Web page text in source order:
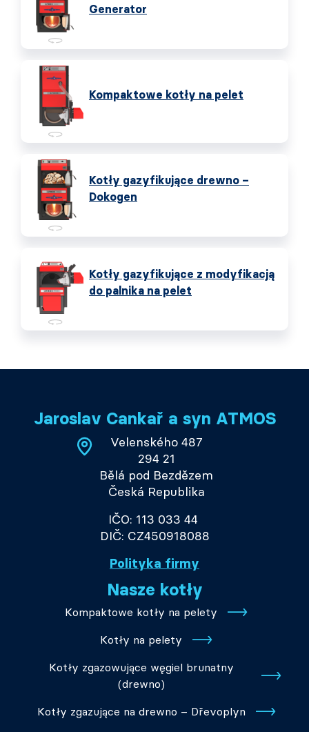
Generator
Kompaktowe kotły na pelet
Kotły gazyfikujące drewno –
Dokogen
Kotły gazyfikujące z modyfikacją
do palnika na pelet
Jaroslav Cankař a syn ATMOS
Velenského 487
294 21
Bělá pod Bezdězem
Česká Republika
IČO: 113 033 44
DIČ: CZ450918088
Polityka firmy
Nasze kotły
Kompaktowe kotły na pelety
Kotły na pelety
Kotły zgazowujące węgiel brunatny
(drewno)
Kotły zgazujące na drewno – Dřevoplyn